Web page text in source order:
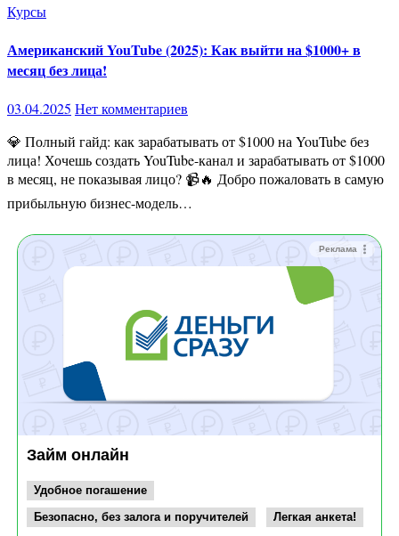
Курсы
Американский YouTube (2025): Как выйти на $1000+ в
месяц без лица!
03.04.2025 Нет комментариев
💎 Полный гайд: как зарабатывать от $1000 на YouTube без
лица! Хочешь создать YouTube-канал и зарабатывать от $1000
в месяц, не показывая лицо? 📹🔥 Добро пожаловать в самую
прибыльную бизнес-модель…
Реклама
Займ онлайн
Удобное погашение
Безопасно, без залога и поручителей
Легкая анкета!